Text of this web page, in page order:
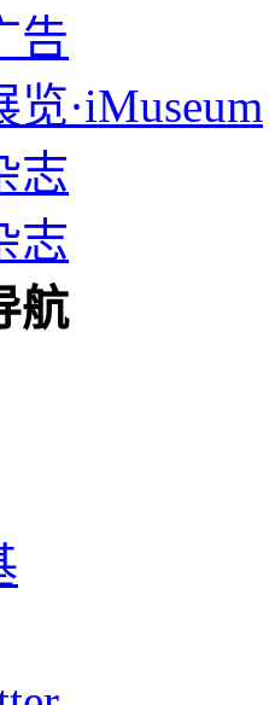
告
·iMuseum
志
志
航